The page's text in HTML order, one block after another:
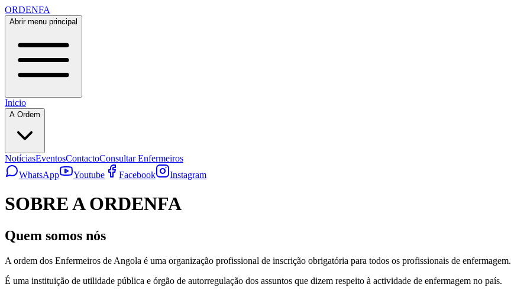
ORDENFA
Abrir menu principal
Inicio
A Ordem
NotíciasEventosContactoConsultar Enfermeiros
WhatsApp
Youtube Facebook Instagram
SOBRE A ORDENFA
Quem somos nós
A ordem dos Enfermeiros de Angola é uma organização profissional de inscrição obrigatória para todos os profissionais de enfermagem.
É uma instituição de utilidade pública e órgão de autorregulação dos assuntos que dizem respeito à actividade de enfermagem no país.